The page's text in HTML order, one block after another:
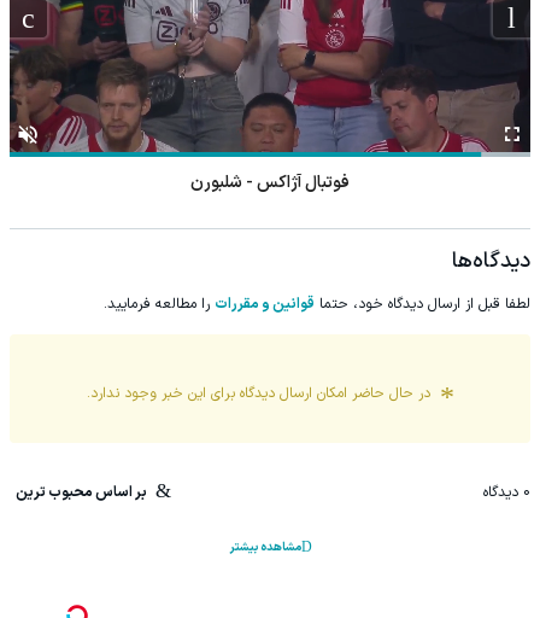
فوتبال آژاکس - شلبورن
دیدگاه‌ها
لطفا قبل از ارسال دیدگاه خود، حتما قوانین و مقررات را مطالعه فرمایید.
در حال حاضر امکان ارسال دیدگاه برای این خبر وجود ندارد.
0 دیدگاه بر اساس محبوب ترین
مشاهده بیشتر